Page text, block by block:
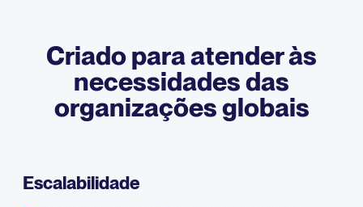
Criado para atender às
necessidades das
organizações globais
Escalabilidade